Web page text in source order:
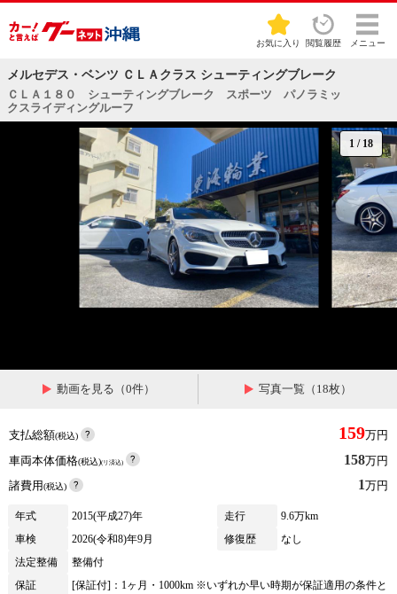
お気に入り 閲覧履歴 メニュー
メルセデス・ベンツ ＣＬＡクラス シューティングブレーク
ＣＬＡ１８０ シューティングブレーク スポーツ パノラミッ
クスライディングルーフ
1 / 18
動画を見る（0件） 写真一覧（18枚）
支払総額(税込) 159万円
車両本体価格(税込)(リ済込) 158万円
諸費用(税込) 1万円
年式 2015(平成27)年 走行
9.6万km
車検
2026(令和8)年9月 修復歴
なし
法定整備
整備付
保証
[保証付]：1ヶ月・1000km ※いずれか早い時期が保証適用の条件と